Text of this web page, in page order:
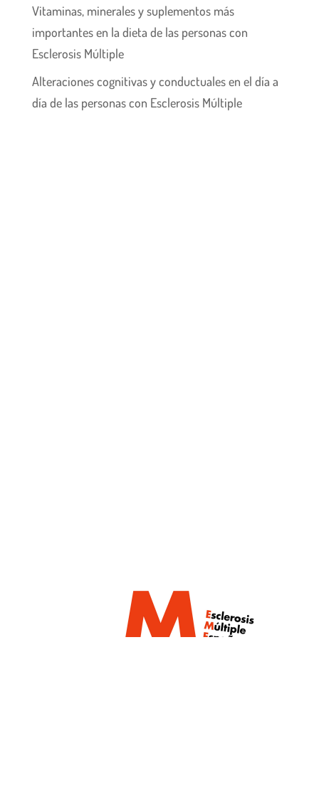
Vitaminas, minerales y suplementos más
importantes en la dieta de las personas con
Esclerosis Múltiple
Alteraciones cognitivas y conductuales en el día a
día de las personas con Esclerosis Múltiple